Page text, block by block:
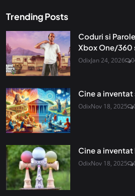
Trending Posts
Coduri si Parole
Xbox One/360
OdixJan 24, 2026 0
Cine a inventat
OdixNov 18, 2025
Cine a
OdixNov 18, 2025